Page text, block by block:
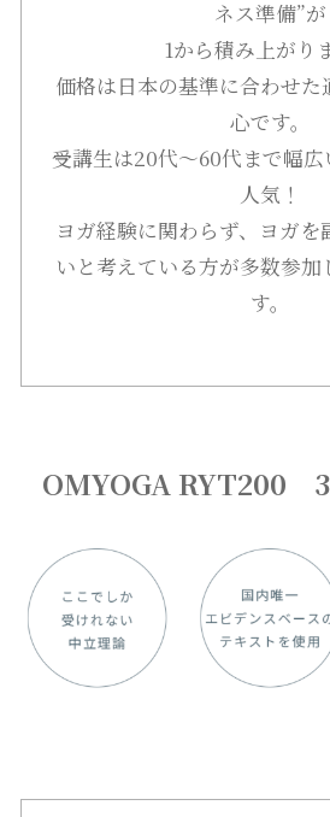
ネス準備”が
1から積み上がり
価格は日本の基準に合わせた
心です。
受講生は20代〜60代まで幅
人気！
ヨガ経験に関わらず、ヨガを
いと考えている方が多数参加
す。
OMYOGA RYT200 3